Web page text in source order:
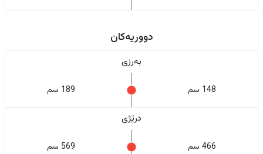
دووریەکان
بەرزی
148 سم 189 سم
درێژی
466 سم 569 سم